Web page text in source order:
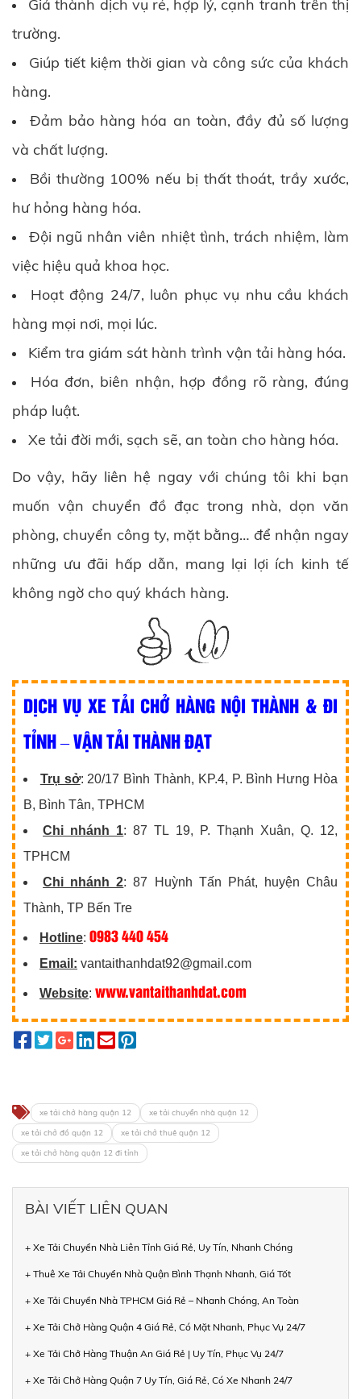
Giá thành dịch vụ rẻ, hợp lý, cạnh tranh trên thị
trường.
Giúp tiết kiệm thời gian và công sức của khách
hàng.
Đảm bảo hàng hóa an toàn, đầy đủ số lượng
và chất lượng.
Bồi thường 100% nếu bị thất thoát, trầy xước,
hư hỏng hàng hóa.
Đội ngũ nhân viên nhiệt tình, trách nhiệm, làm
việc hiệu quả khoa học.
Hoạt động 24/7, luôn phục vụ nhu cầu khách
hàng mọi nơi, mọi lúc.
Kiểm tra giám sát hành trình vận tải hàng hóa.
Hóa đơn, biên nhận, hợp đồng rõ ràng, đúng
pháp luật.
Xe tải đời mới, sạch sẽ, an toàn cho hàng hóa.
Do vậy, hãy liên hệ ngay với chúng tôi khi bạn
muốn vận chuyển đồ đạc trong nhà, dọn văn
phòng, chuyển công ty, mặt bằng… để nhận ngay
những ưu đãi hấp dẫn, mang lại lợi ích kinh tế
không ngờ cho quý khách hàng.
DỊCH VỤ XE TẢI CHỞ HÀNG NỘI THÀNH & ĐI
TỈNH – VẬN TẢI THÀNH ĐẠT
Trụ sở: 20/17 Bình Thành, KP.4, P. Bình Hưng Hòa
B, Bình Tân, TPHCM
Chi nhánh 1: 87 TL 19, P. Thạnh Xuân, Q. 12,
TPHCM
Chi nhánh 2: 87 Huỳnh Tấn Phát, huyện Châu
Thành, TP Bến Tre
Hotline: 0983 440 454
Email: vantaithanhdat92@gmail.com
Website: www.vantaithanhdat.com
xe tải chở hàng quận 12
xe tải chuyển nhà quận 12
xe tải chở đồ quận 12
xe tải chở thuê quận 12
xe tải chở hàng quận 12 đi tỉnh
BÀI VIẾT LIÊN QUAN
+ Xe Tải Chuyển Nhà Liên Tỉnh Giá Rẻ, Uy Tín, Nhanh Chóng
+ Thuê Xe Tải Chuyển Nhà Quận Bình Thạnh Nhanh, Giá Tốt
+ Xe Tải Chuyển Nhà TPHCM Giá Rẻ – Nhanh Chóng, An Toàn
+ Xe Tải Chở Hàng Quận 4 Giá Rẻ, Có Mặt Nhanh, Phục Vụ 24/7
+ Xe Tải Chở Hàng Thuận An Giá Rẻ | Uy Tín, Phục Vụ 24/7
+ Xe Tải Chở Hàng Quận 7 Uy Tín, Giá Rẻ, Có Xe Nhanh 24/7